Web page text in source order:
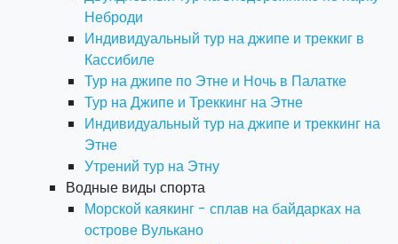
Неброди
Индивидуальный тур на джипе и треккиг в
Кассибиле
Тур на джипе по Этне и Ночь в Палатке
Тур на Джипе и Треккинг на Этне
Индивидуальный тур на джипе и треккинг на
Этне
Утрений тур на Этну
Водные виды спорта
Морской каякинг - сплав на байдарках на
острове Вулькано